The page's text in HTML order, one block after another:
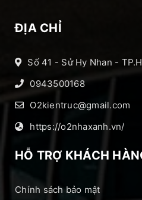
ĐỊA CHỈ
Số 41 - Sử Hy Nhan -
0943500168
O2kientruc@gmail.com
https://o2nhaxanh.vn/
HỖ TRỢ KHÁCH
Chính sách bảo mật